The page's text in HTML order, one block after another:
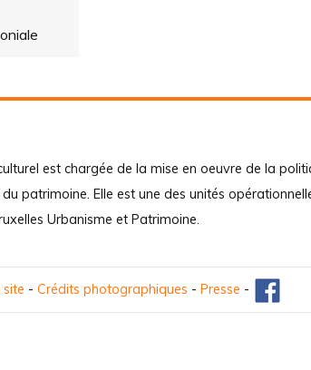
est chargée de la mise en oeuvre de la
patrimoine. Elle est une des unités
Urbanisme et Patrimoine.
site - Crédits photographiques - Presse -